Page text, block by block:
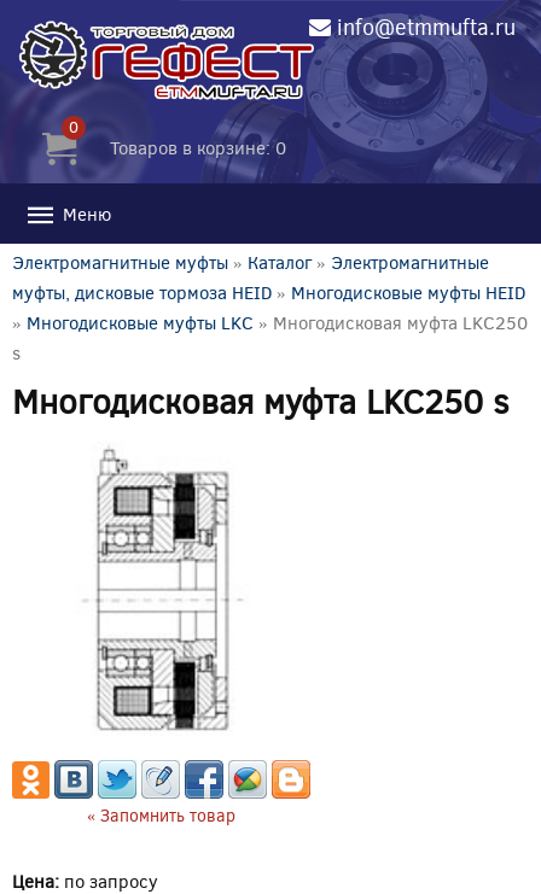
info@etmmufta.ru
0
Товаров в корзине: 0
Меню
Электромагнитные муфты » Каталог» Электромагнитные
муфты, дисковые тормоза HEID » Многодисковые муфты HEID
» Многодисковые муфты LKC » Многодисковая муфта LKC250
s
Многодисковая муфта LKC250 s
« Запомнить товар
Цена: по запросу